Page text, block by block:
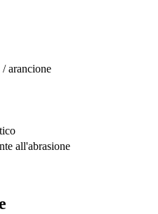
arancione
all'abrasione